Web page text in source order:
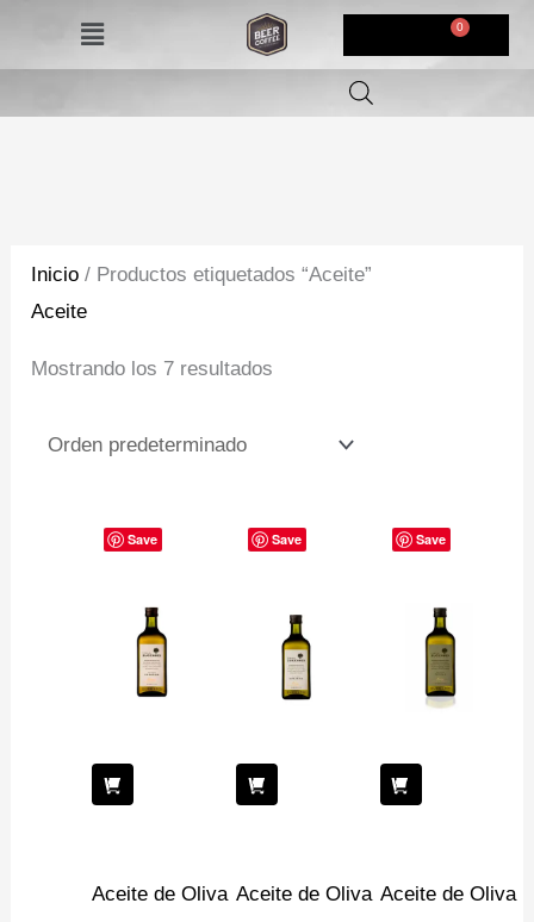
Menú
Inicio / Productos etiquetados “Aceite”
Aceite
Mostrando los 7 resultados
Save
Aceite de Oliva
Save
Aceite de Oliva
Save
Aceite de Oliva